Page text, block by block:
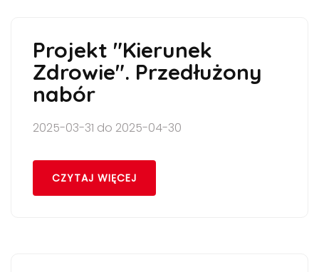
Projekt "Kierunek
Zdrowie". Przedłużony
nabór
2025-03-31 do 2025-04-30
CZYTAJ WIĘCEJ